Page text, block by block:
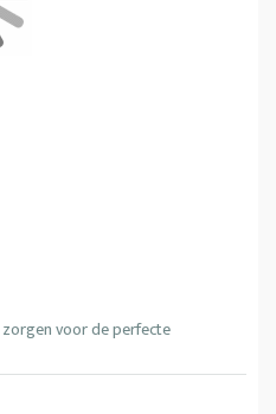
voor de perfecte